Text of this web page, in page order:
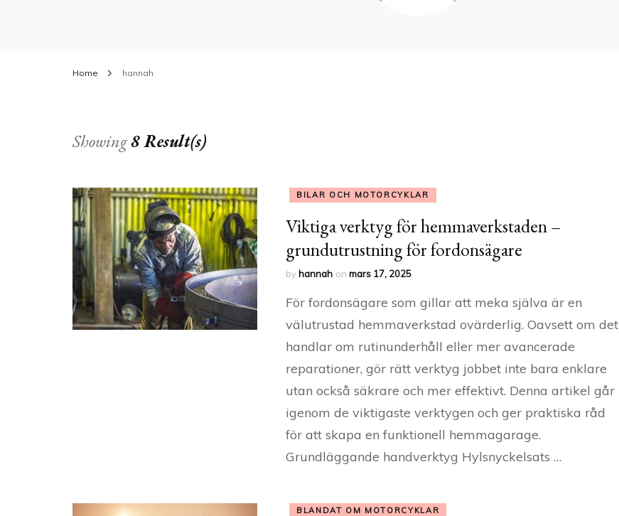
Home hannah
Showing8 Result(s)
BILAR OCH MOTORCYKLAR
Viktiga verktyg för hemmaverkstaden –
grundutrustning för fordonsägare
by hannah on mars 17, 2025
För fordonsägare som gillar att meka själva är en
välutrustad hemmaverkstad ovärderlig. Oavsett om det
handlar om rutinunderhåll eller mer avancerade
reparationer, gör rätt verktyg jobbet inte bara enklare
utan också säkrare och mer effektivt. Denna artikel går
igenom de viktigaste verktygen och ger praktiska råd
för att skapa en funktionell hemmagarage.
Grundläggande handverktyg Hylsnyckelsats …
BLANDAT OM MOTORCYKLAR